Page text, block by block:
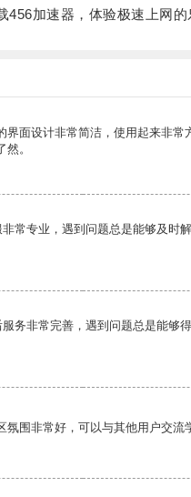
加速器，体验极速上网的
界面设计非常简洁，使用起来非常
。
常专业，遇到问题总是能够及时
务非常完善，遇到问题总是能够
氛围非常好，可以与其他用户交流